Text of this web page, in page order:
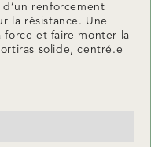
d’un renforcement
la résistance. Une
force et faire monter la
solide, centré.e